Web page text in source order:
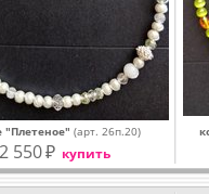
"Плетеное" (арт. 26п.20)
2 550₽ купить